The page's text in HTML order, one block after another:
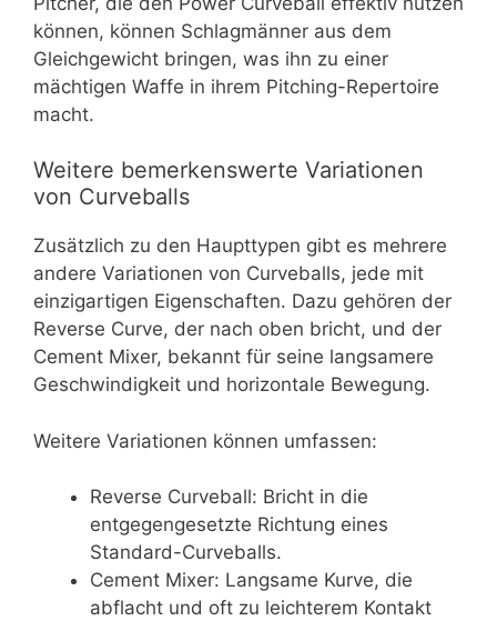
können, können Schlagmänner aus dem
Gleichgewicht bringen, was ihn zu einer
mächtigen Waffe in ihrem Pitching-Repertoire
macht.
Weitere bemerkenswerte Variationen
von Curveballs
Zusätzlich zu den Haupttypen gibt es mehrere
andere Variationen von Curveballs, jede mit
einzigartigen Eigenschaften. Dazu gehören der
Reverse Curve, der nach oben bricht, und der
Cement Mixer, bekannt für seine langsamere
Geschwindigkeit und horizontale Bewegung.
Weitere Variationen können umfassen:
Reverse Curveball: Bricht in die
entgegengesetzte Richtung eines
Standard-Curveballs.
Cement Mixer: Langsame Kurve, die
abflacht und oft zu leichterem Kontakt